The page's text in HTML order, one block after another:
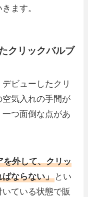
ます。
クリックバルブ
ビューしたクリ
気入れの手間が
つ面倒な点があ
を外して、クリッ
ばならない」 とい
ている状態で販